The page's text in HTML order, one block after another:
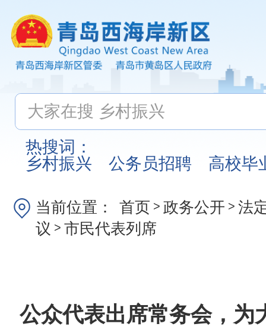
热搜词：
乡村振兴
公务员招聘 高校毕
当前位置： 首页 > 政务公开 > 法
议 > 市民代表列席
公众代表出席常务会，为